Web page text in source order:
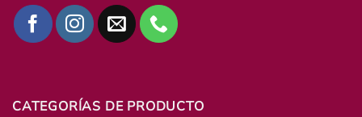
CATEGORÍAS DE PRODUCTO